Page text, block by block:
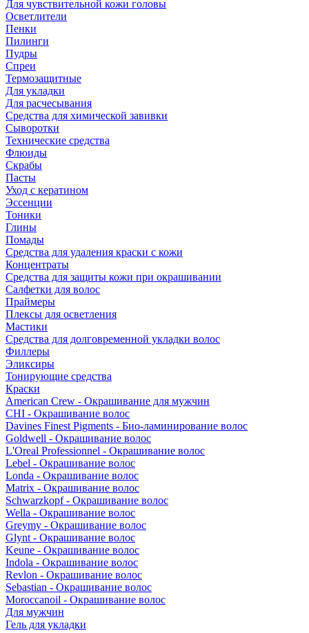
Для чувствительной кожи головы
Осветлители
Пенки
Пилинги
Пудры
Спреи
Термозащитные
Для укладки
Для расчесывания
Средства для химической завивки
Сыворотки
Технические средства
Флюиды
Скрабы
Пасты
Уход с кератином
Эссенции
Тоники
Глины
Помады
Средства для удаления краски с кожи
Концентраты
Средства для защиты кожи при окрашивании
Салфетки для волос
Праймеры
Плексы для осветления
Мастики
Средства для долговременной укладки волос
Филлеры
Эликсиры
Тонирующие средства
Краски
American Crew - Окрашивание для мужчин
CHI - Окрашивание волос
Davines Finest Pigments - Био-ламинирование волос
Goldwell - Окрашивание волос
L'Oreal Professionnel - Окрашивание волос
Lebel - Окрашивание волос
Londa - Окрашивание волос
Matrix - Окрашивание волос
Schwarzkopf - Окрашивание волос
Wella - Окрашивание волос
Greymy - Окрашивание волос
Glynt - Окрашивание волос
Keune - Окрашивание волос
Indola - Окрашивание волос
Revlon - Окрашивание волос
Sebastian - Окрашивание волос
Moroccanoil - Окрашивание волос
Для мужчин
Гель для укладки